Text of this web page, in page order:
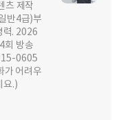
츠 제작
반4급)부
력. 2026
회 방송
0605
가 어려우
요.)